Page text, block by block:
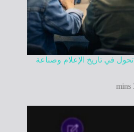
تحول في تاريخ الإعلام وصناعة